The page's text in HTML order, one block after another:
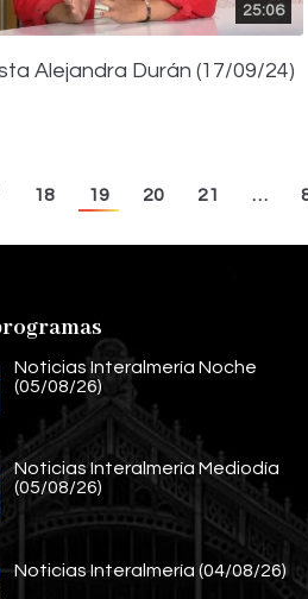
25:06
Alejandra Durán (17/09/24)
18 19 20 21 …
Noticias Interalmería Noche
(05/08/26)
Noticias Interalmería Mediodía
(05/08/26)
Noticias Interalmería (04/08/26)